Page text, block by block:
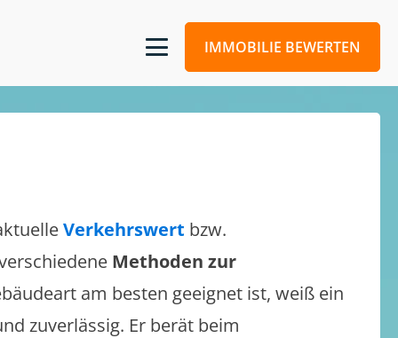
IMMOBILIE BEWERTEN
Verkehrswert bzw.
Methoden zur
am besten geeignet ist, weiß ein
zuverlässig. Er berät beim